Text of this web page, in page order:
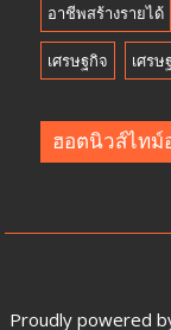
อาชีพสร้างรายได้
เศรษฐกิจ เศร
ฮอตนิวส์ไทม์
Proudly powered